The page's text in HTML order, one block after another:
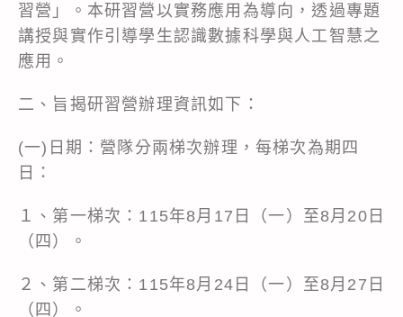
習營」。本研習營以實務應用為導向，透過專題
講授與實作引導學生認識數據科學與人工智慧之
應用。
二、旨揭研習營辦理資訊如下：
(一)日期：營隊分兩梯次辦理，每梯次為期四
日：
１、第一梯次：115年8月17日（一）至8月20日
（四）。
２、第二梯次：115年8月24日（一）至8月27日
（四）。